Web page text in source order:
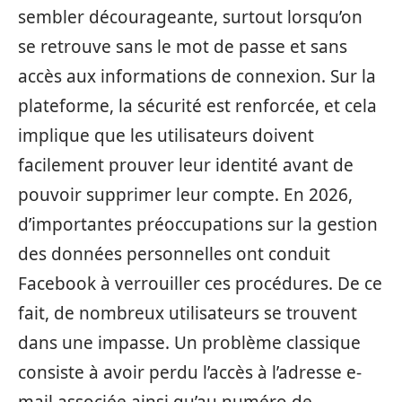
sembler décourageante, surtout lorsqu’on
se retrouve sans le mot de passe et sans
accès aux informations de connexion. Sur la
plateforme, la sécurité est renforcée, et cela
implique que les utilisateurs doivent
facilement prouver leur identité avant de
pouvoir supprimer leur compte. En 2026,
d’importantes préoccupations sur la gestion
des données personnelles ont conduit
Facebook à verrouiller ces procédures. De ce
fait, de nombreux utilisateurs se trouvent
dans une impasse. Un problème classique
consiste à avoir perdu l’accès à l’adresse e-